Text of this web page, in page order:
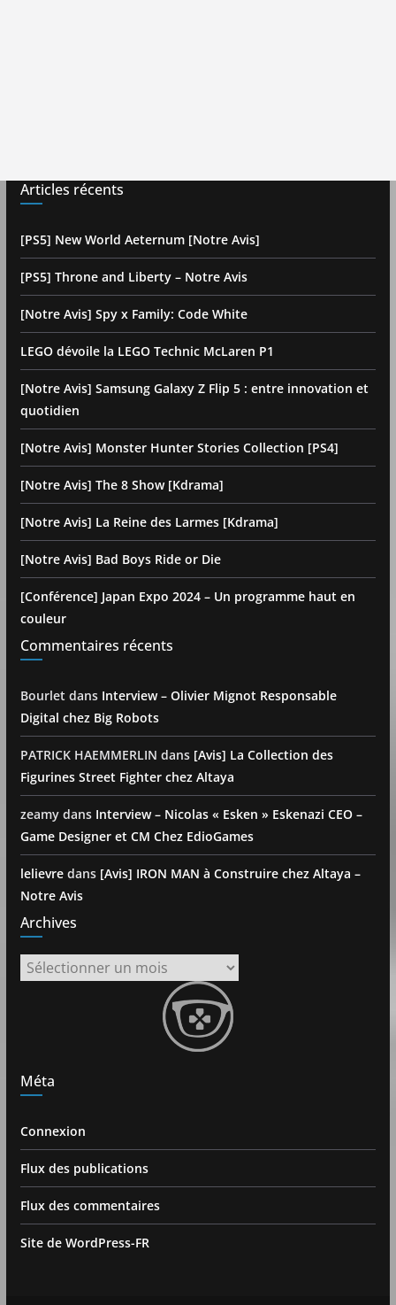
Articles récents
[PS5] New World Aeternum [Notre Avis]
[PS5] Throne and Liberty – Notre Avis
[Notre Avis] Spy x Family: Code White
LEGO dévoile la LEGO Technic McLaren P1
[Notre Avis] Samsung Galaxy Z Flip 5 : entre innovation et
quotidien
[Notre Avis] Monster Hunter Stories Collection [PS4]
[Notre Avis] The 8 Show [Kdrama]
[Notre Avis] La Reine des Larmes [Kdrama]
[Notre Avis] Bad Boys Ride or Die
[Conférence] Japan Expo 2024 – Un programme haut en
couleur
Commentaires récents
Bourlet dans Interview – Olivier Mignot Responsable
Digital chez Big Robots
PATRICK HAEMMERLIN dans [Avis] La Collection des
Figurines Street Fighter chez Altaya
zeamydans Interview – Nicolas « Esken » Eskenazi CEO –
Game Designer et CM Chez EdioGames
lelievredans [Avis] IRON MAN à Construire chez Altaya –
Notre Avis
Archives
Archives
Méta
Connexion
Flux des publications
Flux des commentaires
Site de WordPress-FR